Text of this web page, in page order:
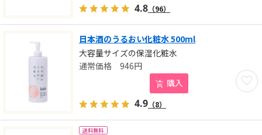
4.8 （96）
日本酒のうるおい化粧水 500ml
大容量サイズの保湿化粧水
お気
946円
購入
4.9 （8）
送料無料